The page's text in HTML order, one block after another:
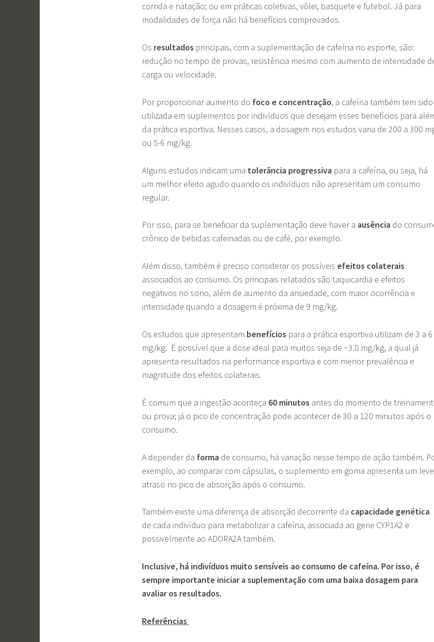
corrida e natação; ou em práticas coletivas, vôlei, basquete e futebol. Já para
modalidades de força não há benefícios comprovados.
Os resultados principais, com a suplementação de cafeína no esporte, são:
redução no tempo de provas, resistência mesmo com aumento de intensidade
carga ou velocidade.
Por proporcionar aumento do foco e concentração, a cafeína também tem sido
utilizada em suplementos por indivíduos que desejam esses benefícios para
da prática esportiva. Nesses casos, a dosagem nos estudos varia de 200 a 300
ou 5-6 mg/kg.
Alguns estudos indicam uma tolerância progressiva para a cafeína, ou seja, há
um melhor efeito agudo quando os indivíduos não apresentam um consumo
regular.
Por isso, para se beneficiar da suplementação deve haver a ausência do
crônico de bebidas cafeinadas ou de café, por exemplo.
Além disso, também é preciso considerar os possíveis efeitos colaterais
associados ao consumo. Os principais relatados são taquicardia e efeitos
negativos no sono, além de aumento da ansiedade, com maior ocorrência e
intensidade quando a dosagem é próxima de 9 mg/kg.
Os estudos que apresentam benefícios para a prática esportiva utilizam de 3 a 6
mg/kg. É possível que a dose ideal para muitos seja de ~3.0 mg/kg, a qual já
apresenta resultados na performance esportiva e com menor prevalência e
magnitude dos efeitos colaterais.
É comum que a ingestão aconteça 60 minutos antes do momento de
ou prova; já o pico de concentração pode acontecer de 30 a 120 minutos após o
consumo.
A depender da forma de consumo, há variação nesse tempo de ação também.
exemplo, ao comparar com cápsulas, o suplemento em goma apresenta um leve
atraso no pico de absorção após o consumo.
Também existe uma diferença de absorção decorrente da capacidade genética
de cada indivíduo para metabolizar a cafeína, associada ao gene CYP1A2 e
possivelmente ao ADORA2A também.
Inclusive, há indivíduos muito sensíveis ao consumo de cafeína. Por isso, é
sempre importante iniciar a suplementação com uma baixa dosagem para
avaliar os resultados.
Referências